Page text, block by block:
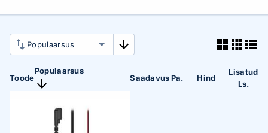
Toode
Populaarsus
SaadavusPa. Hind
Lisatud
Ls.